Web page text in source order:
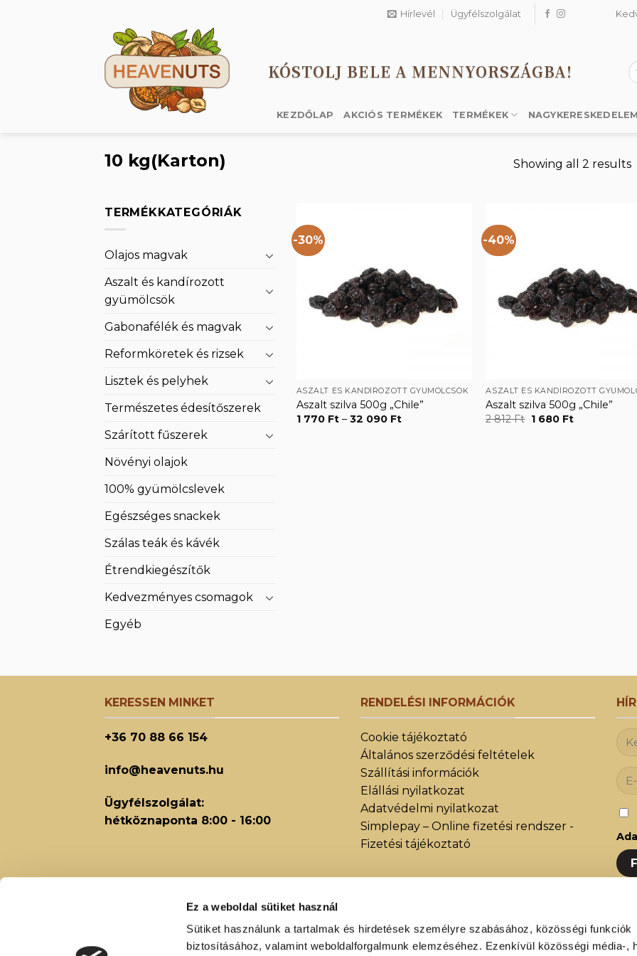
Ez a weboldal sütiket használ
Sütiket használunk a tartalmak és hirdetések személyre szabásához, közösségi funkciók
biztosításához, valamint weboldalforgalmunk elemzéséhez. Ezenkívül közösségi média-,
Hírlevél Ügyfélszolgálat
KÓSTOLJ BELE A MENNYORSZÁGBA!
a
KEZDŐLAP
AKCIÓS TERMÉKEK TERMÉKEK
10 kg(Karton) Showing all 2 results
TERMÉKKATEGÓRIÁK
Olajos magvak
Aszalt és kandírozott
gyümölcsök
Gabonafélék és magvak
Reformköretek és rizsek
Lisztek és pelyhek
Természetes édesítőszerek
Szárított fűszerek
Növényi olajok
100% gyümölcslevek
Egészséges snackek
Szálas teák és kávék
Étrendkiegészítők
Kedvezményes csomagok
Egyéb
-30%
Kedvencekhez
ASZALT ÉS KANDÍROZOTT GYÜMÖLCSÖK
Aszalt szilva 500g „Chile”
1 770 Ft – 32 090 FtÁrtartomány:
-40%
ASZALT ÉS KANDÍROZOTT
Aszalt szilva 500g „Chile”
2 812Ft Original
1 680 FtCurrent
KERESSEN MINKET
+36 70 88 66 154
info@heavenuts.hu
Ügyfélszolgálat:
hétköznaponta 8:00 - 16:00
RENDELÉSI INFORMÁCIÓK
Cookie tájékoztató
Általános szerződési feltételek
Szállítási információk
Elállási nyilatkozat
Adatvédelmi nyilatkozat
Simplepay – Online fizetési rendszer -
Fizetési tájékoztató